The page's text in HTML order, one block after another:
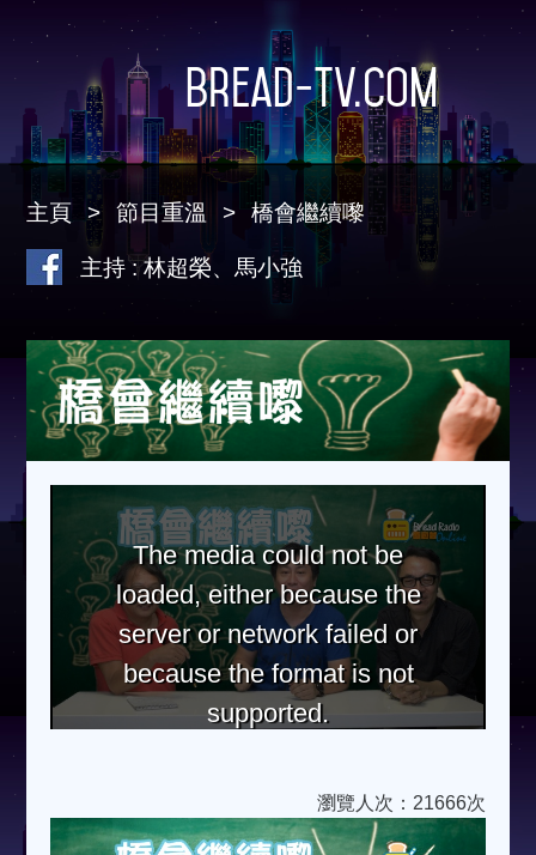
Bread-TV.com
主頁 節目重溫 橋會繼續嚟
主持 : 林超榮、馬小強
The media could not be
loaded, either because the
server or network failed or
because the format is not
supported.
瀏覽人次：21666次